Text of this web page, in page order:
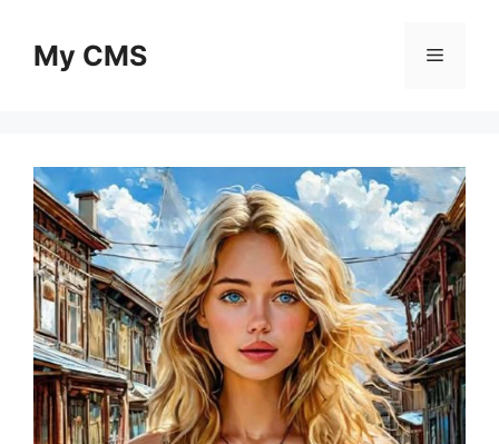
contentMy CMS Menu